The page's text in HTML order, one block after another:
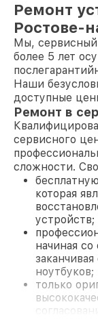
Ремонт
Ростове-
Мы, сервисный
более 5 лет
Наши
доступные
Ремонт в
сервисного
сложности.
которая
устройств;
начиная
ноутбуков;
только